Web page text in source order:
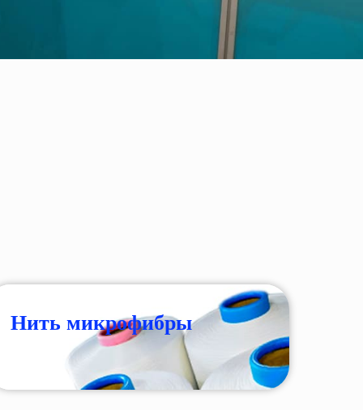
Нить микрофибры